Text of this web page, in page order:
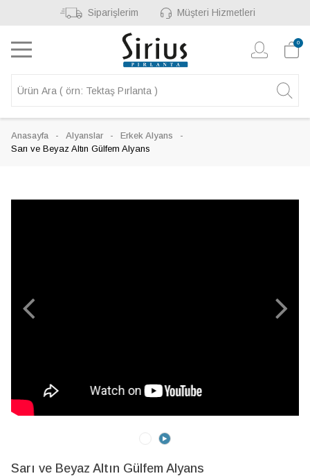
Siparişlerim Müşteri Hizmetleri
0
Anasayfa Alyanslar
Erkek Alyans
Sarı ve Beyaz Altın Gülfem Alyans
Sarı ve Beyaz Altın Gülfem Alyans